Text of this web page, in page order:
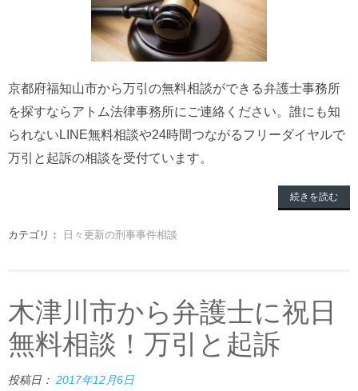
京都府福知山市から万引の無料相談ができる弁護士事務所
を探すならアトム法律事務所にご連絡ください。誰にも知
られないLINE無料相談や24時間つながるフリーダイヤルで
万引と起訴の相談を受付ています。
続きを読む
カテゴリ： 日々更新の刑事事件相談
木津川市から弁護士に祝日
無料相談！万引と起訴
投稿日： 2017年12月6日